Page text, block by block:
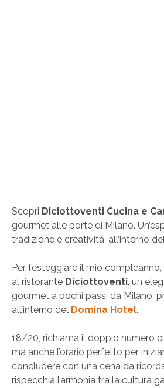
Scopri Diciottoventi Cucina e
gourmet alle porte di Milano.
tradizione e creatività, all’interno
Per festeggiare il mio
al ristorante Diciottoventi, un
gourmet a pochi passi da Milano,
all’interno del Domina Hotel.
18/20, richiama il doppio numero
ma anche l’orario perfetto per
concludere con una cena da
rispecchia l’armonia tra la cultura